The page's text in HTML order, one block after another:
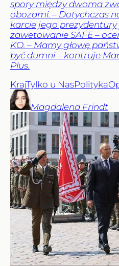
spory między dwoma
obozami. – Dotychczas
karcie jego prezydentury
zawetowanie SAFE –
KO. – Mamy głowę
być dumni – kontruje
Plus.
KrajTylko u NasPolityka
Magdalena Frindt